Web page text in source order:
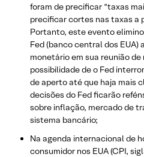
foram de precificar “taxas
precificar cortes nas taxas a
Portanto, este evento
Fed (banco central dos
monetário em sua reunião
possibilidade de o Fed
de aperto até que haja mais
decisões do Fed ficarão
sobre inflação, mercado de
sistema bancário;
Na agenda internacional de
consumidor nos EUA (CPI,